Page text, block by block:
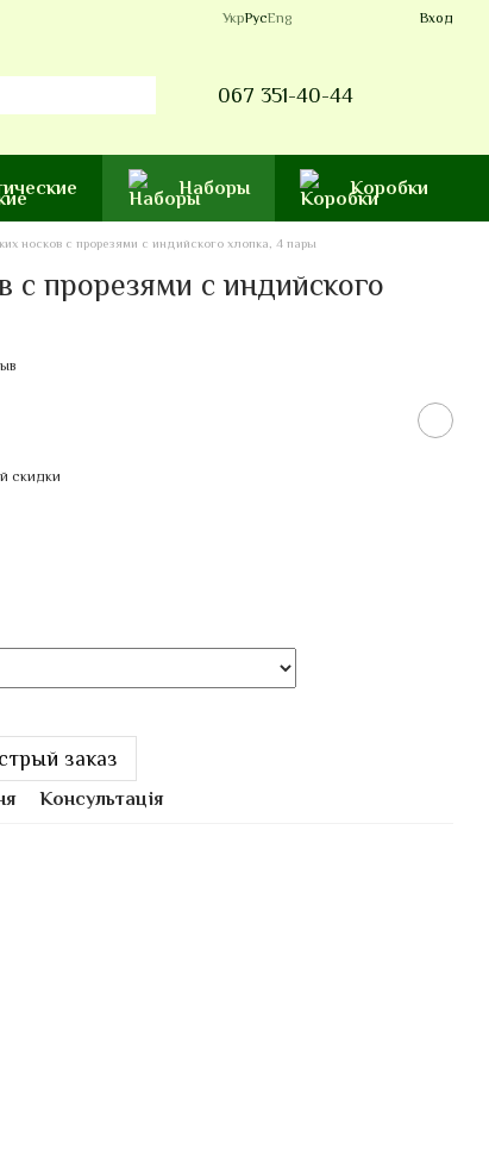
УкрРусEng Вход
067 351-40-44
Наборы Коробки
носков с прорезями с индийского хлопка, 4 пары
с прорезями с индийского
скидки
заказ
Консультація